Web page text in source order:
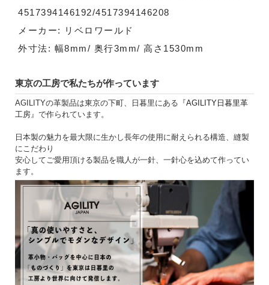
4517394146192/4517394146208
メーカー: リベロワールド
外寸法: 幅8mm/ 奥行3mm/ 高さ1530mm
東京の工房で私たちが作っています
AGILITYの革製品は東京の下町、日暮里にある『AGILITY日暮里革
工房 』で作られています。
日本製の魅力を最大限に生かし長年の使用に耐えられる構造、縫製
にこだわり
安心してご愛用頂ける製品を職人が一針、一針心を込めて作ってい
ます。